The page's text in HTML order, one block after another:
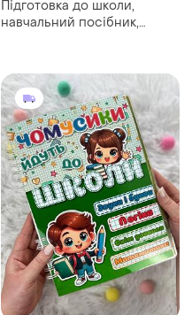
Підготовка до школи,
навчальний посібник,